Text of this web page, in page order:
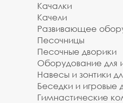
Качалки
Качели
Развивающее
Песочницы
Песочные дворики
Оборудование для
Навесы и зонтики
Беседки и игровые
Гимнастические